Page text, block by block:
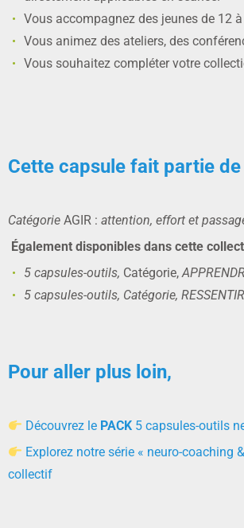
Vous accompagnez des jeunes de 12
Vous animez des ateliers, des
Vous souhaitez compléter votre
Cette capsule fait partie
Catégorie AGIR : attention, effort et
Également disponibles dans cette
5 capsules-outils, Catégorie,
5 capsules-outils, Catégorie,
Pour aller plus loin,
Découvrez le PACK 5 capsules-outils
Explorez notre série « neuro-
collectif